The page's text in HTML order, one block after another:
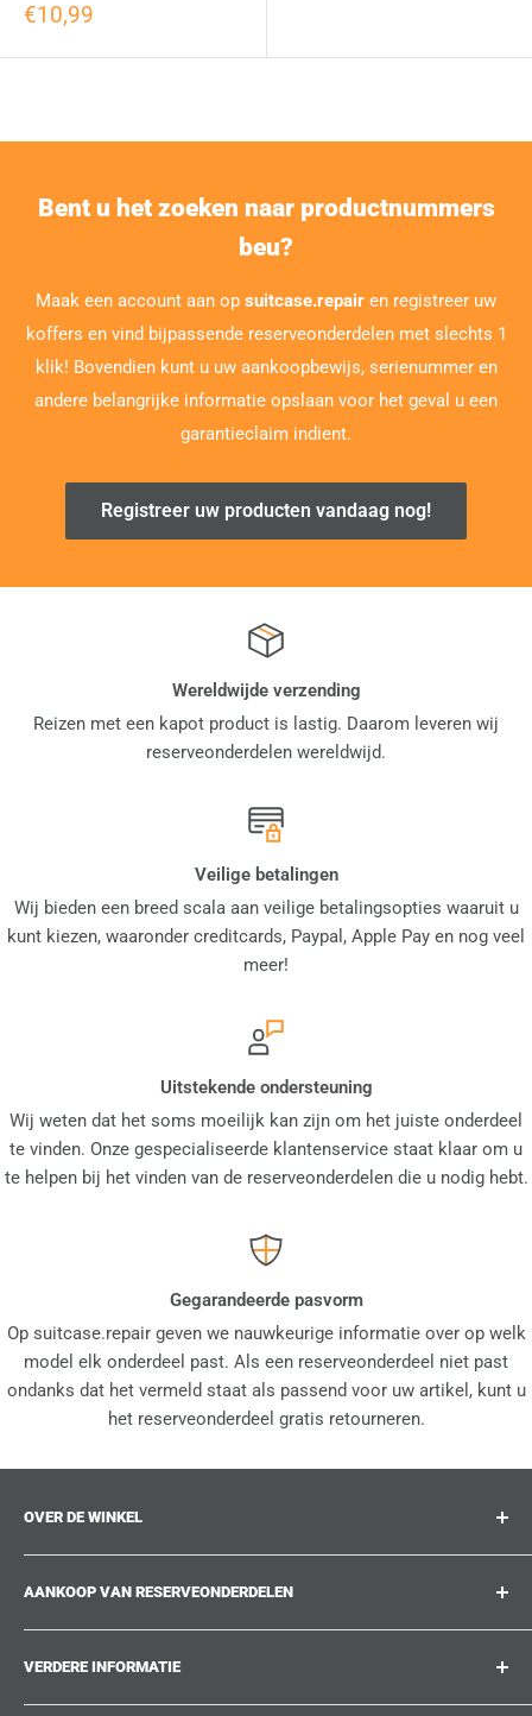
€10,99
Bent u het zoeken naar productnummers
beu?
Maak een account aan op suitcase.repair en registreer uw
koffers en vind bijpassende reserveonderdelen met slechts 1
klik! Bovendien kunt u uw aankoopbewijs, serienummer en
andere belangrijke informatie opslaan voor het geval u een
garantieclaim indient.
Registreer uw producten vandaag nog!
Wereldwijde verzending
Reizen met een kapot product is lastig. Daarom leveren wij
reserveonderdelen wereldwijd.
Veilige betalingen
Wij bieden een breed scala aan veilige betalingsopties waaruit u
kunt kiezen, waaronder creditcards, Paypal, Apple Pay en nog veel
meer!
Uitstekende ondersteuning
Wij weten dat het soms moeilijk kan zijn om het juiste onderdeel
te vinden. Onze gespecialiseerde klantenservice staat klaar om u
te helpen bij het vinden van de reserveonderdelen die u nodig hebt.
Gegarandeerde pasvorm
Op suitcase.repair geven we nauwkeurige informatie over op welk
model elk onderdeel past. Als een reserveonderdeel niet past
ondanks dat het vermeld staat als passend voor uw artikel, kunt u
het reserveonderdeel gratis retourneren.
OVER DE WINKEL
suitcase.repair is uw one-stop-shop voor
reserveonderdelen, accessoires en upgrades voor uw
geliefde koffers, trolleys en tassen. Op suitcase.repair
kunt u erop vertrouwen dat onze reserveonderdelen op uw
AANKOOP VAN RESERVEONDERDELEN
Waar kan ik mijn productnummer vinden?
Welke schade kan hersteld worden?
Kon u het reserveonderdeel dat u zoekt niet vinden?
VERDERE INFORMATIE